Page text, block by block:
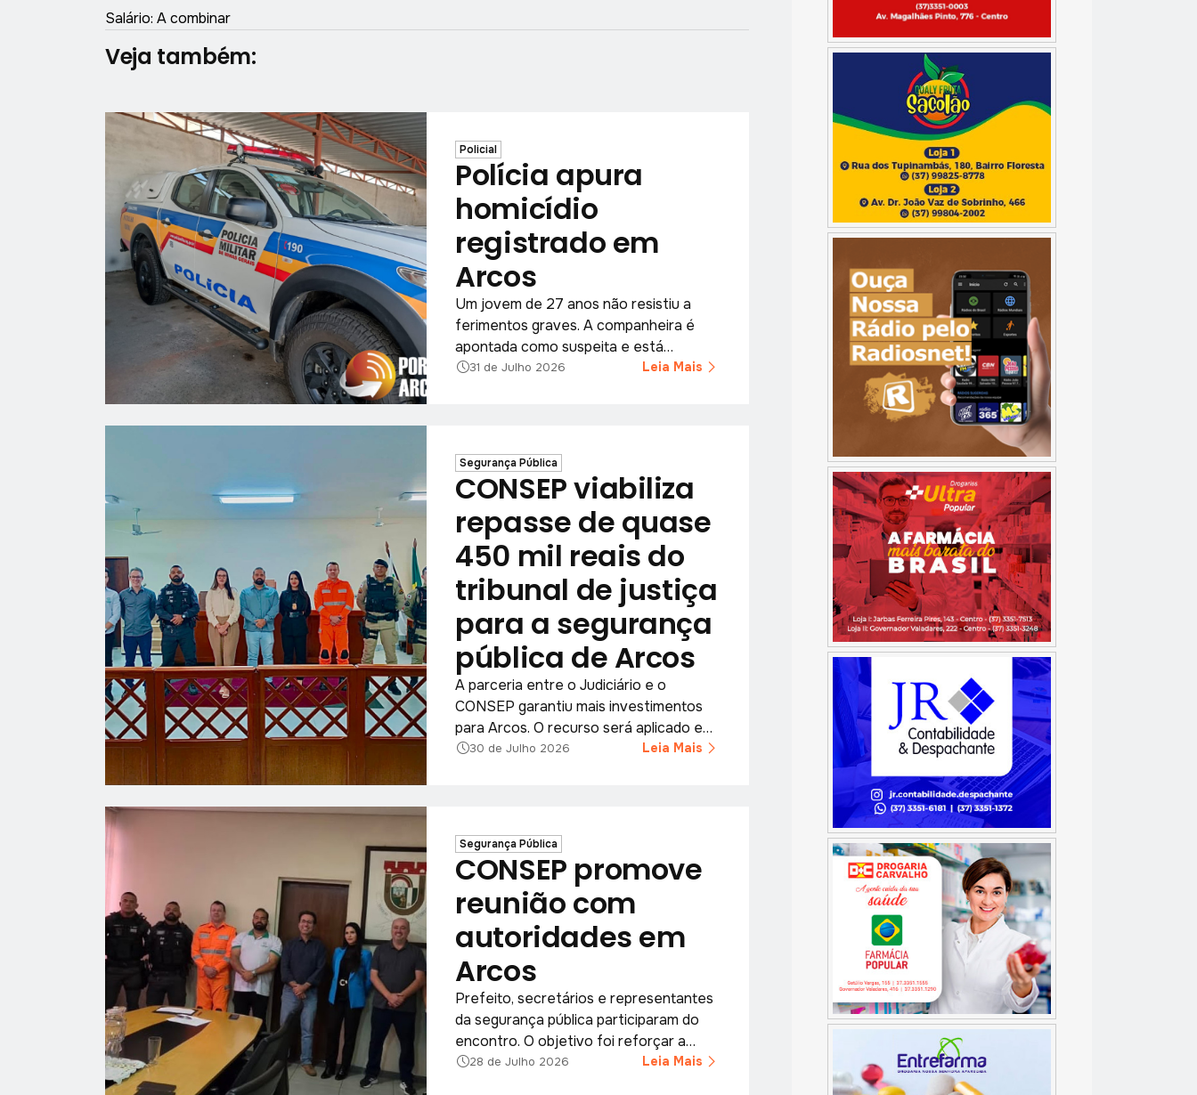
Salário: A combinar
Veja também:
Policial
Polícia apura
homicídio
registrado em
Arcos
Um jovem de 27 anos não resistiu a
ferimentos graves. A companheira é
apontada como suspeita e está
foragida.
31 de Julho 2026 Leia Mais
Segurança Pública
CONSEP viabiliza
repasse de quase
450 mil reais do
tribunal de justiça
para a segurança
pública de Arcos
A parceria entre o Judiciário e o
CONSEP garantiu mais investimentos
para Arcos. O recurso será aplicado em
iniciativas voltadas à proteção da
30 de Julho 2026 Leia Mais
Segurança Pública
CONSEP promove
reunião com
autoridades em
Arcos
Prefeito, secretários e representantes
da segurança pública participaram do
encontro. O objetivo foi reforçar a
integração entre poder público e
28 de Julho 2026 Leia Mais